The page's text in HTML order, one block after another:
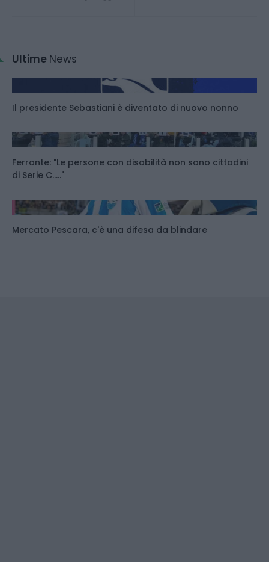
Ultime News
Il presidente Sebastiani è diventato di nuovo nonno
Ferrante: "Le persone con disabilità non sono cittadini
di Serie C....."
Mercato Pescara, c'è una difesa da blindare